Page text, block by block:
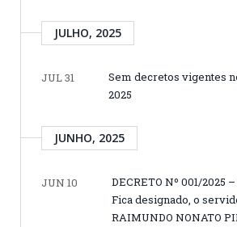
JULHO, 2025
JUL 31
Sem decretos vigentes
2025
JUNHO, 2025
JUN 10
DECRETO Nº 001/2025
Fica designado, o
RAIMUNDO NONATO